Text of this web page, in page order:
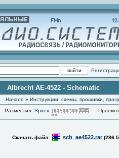
Albrecht AE-4522 - Schematic
Начало » Инструкции, схемы, прошивки,
Разместил: Spirex
Скачать файл: sch_ae4522.rar